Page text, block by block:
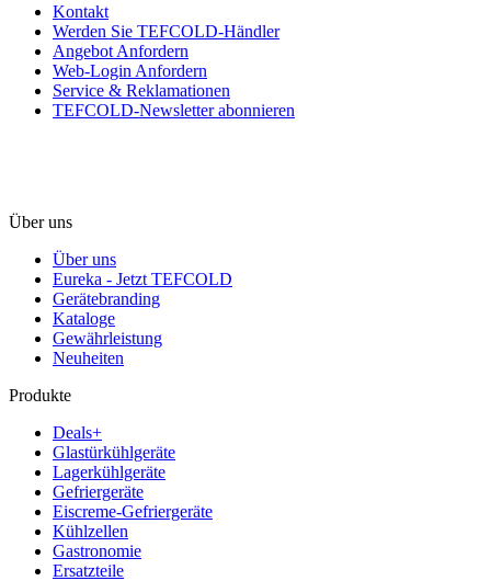
Kontakt
Werden Sie TEFCOLD-Händler
Angebot Anfordern
Web-Login Anfordern
Service & Reklamationen
TEFCOLD-Newsletter abonnieren
Über uns
Über uns
Eureka - Jetzt TEFCOLD
Gerätebranding
Kataloge
Gewährleistung
Neuheiten
Produkte
Deals+
Glastürkühlgeräte
Lagerkühlgeräte
Gefriergeräte
Eiscreme-Gefriergeräte
Kühlzellen
Gastronomie
Ersatzteile